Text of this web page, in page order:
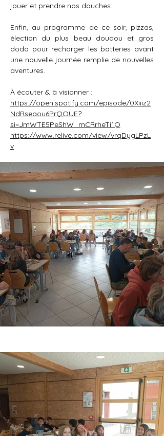
jouer et prendre nos douches.
Enfin, au programme de ce soir, pizzas,
élection du plus beau doudou et gros
dodo pour recharger les batteries avant
une nouvelle journée remplie de nouvelles
aventures.
À écouter & à visionner :
https://open.spotify.com/episode/0Xiiiz2
NdRseaou6PrQOUE?
si=JmWTE5PeShW_mCRrheTi1Q
https://www.relive.com/view/vrqDygLPzL
v